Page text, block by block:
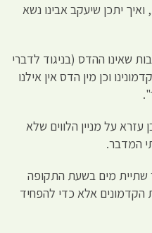
יתכן שיעקב אבינו נשא
שאינו ההדס (בניגוד לדברי
וכן מין הדס אין אילנו
על מניין הלווים שלא
המדבר.
שתיית מים בשעת התקופה
הקדמונים אלא כדי להפחיד